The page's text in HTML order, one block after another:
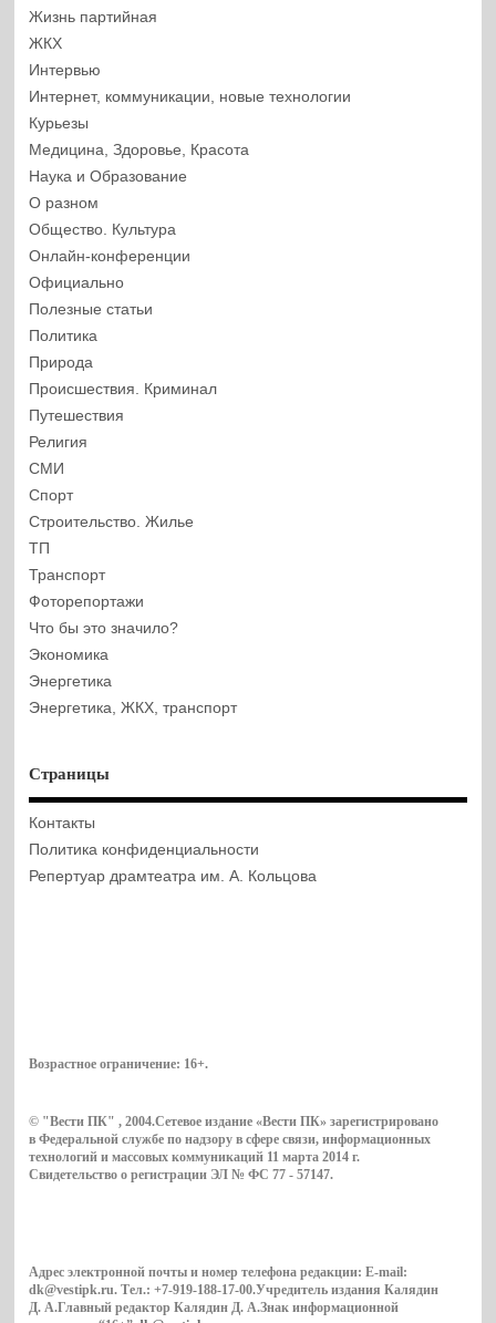
Жизнь партийная
ЖКХ
Интервью
Интернет, коммуникации, новые технологии
Курьезы
Медицина, Здоровье, Красота
Наука и Образование
О разном
Общество. Культура
Онлайн-конференции
Официально
Полезные статьи
Политика
Природа
Происшествия. Криминал
Путешествия
Религия
СМИ
Спорт
Строительство. Жилье
ТП
Транспорт
Фоторепортажи
Что бы это значило?
Экономика
Энергетика
Энергетика, ЖКХ, транспорт
Страницы
Контакты
Политика конфиденциальности
Репертуар драмтеатра им. А. Кольцова
Возрастное ограничение: 16+.
© "Вести ПК" , 2004.Сетевое издание «Вести ПК» зарегистрировано
в Федеральной службе по надзору в сфере связи, информационных
технологий и массовых коммуникаций 11 марта 2014 г.
Свидетельство о регистрации ЭЛ № ФС 77 - 57147.
Адрес электронной почты и номер телефона редакции: E-mail:
dk@vestipk.ru. Тел.: +7-919-188-17-00.Учредитель издания Калядин
Д. А.Главный редактор Калядин Д. А.Знак информационной